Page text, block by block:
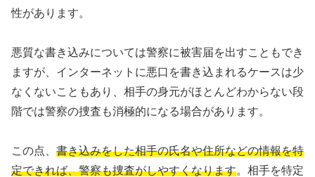
性があります。
悪質な書き込みについては警察に被害届を出すこともでき
ますが、インターネットに悪口を書き込まれるケースは少
なくないこともあり、相手の身元がほとんどわからない段
階では警察の捜査も消極的になる場合があります。
この点、 書き込みをした相手の氏名や住所などの情報を特
定できれば、警察も捜査がしやすくなります。相手を特定